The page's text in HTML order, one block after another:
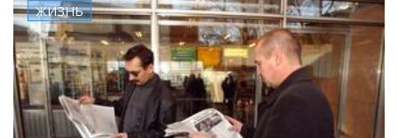
ЖИЗНЬ